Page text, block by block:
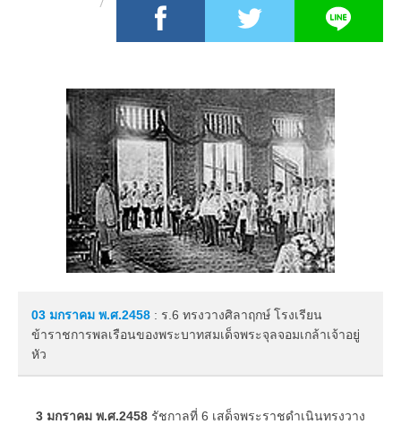
03 มกราคม พ.ศ.2458 : ร.6 ทรงวางศิลาฤกษ์ โรงเรียน
ข้าราชการพลเรือนของพระบาทสมเด็จพระจุลจอมเกล้าเจ้าอยู่
หัว
3 มกราคม พ.ศ.2458 รัชกาลที่ 6 เสด็จพระราชดำเนินทรงวาง